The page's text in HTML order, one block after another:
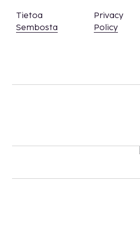
olevien tietojen avulla.
Asiakkaat voivat
Kontaktiton
Tietoa
Sembosta
Privacy
Policy